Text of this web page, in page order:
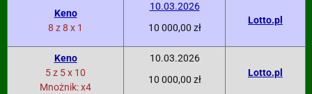
Keno
8 z 8 x 1
10.03.2026
10 000,00 zł
Lotto.pl
Keno
5 z 5 x 10
Mnożnik: x4
10.03.2026
10 000,00 zł
Lotto.pl